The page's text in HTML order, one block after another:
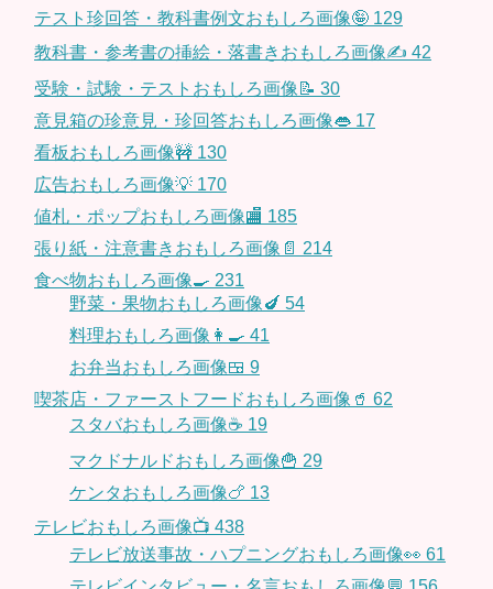
テスト珍回答・教科書例文おもしろ画像🤪 129
教科書・参考書の挿絵・落書きおもしろ画像✍️ 42
受験・試験・テストおもしろ画像📝 30
意見箱の珍意見・珍回答おもしろ画像👄 17
看板おもしろ画像🚧 130
広告おもしろ画像💡 170
値札・ポップおもしろ画像🏬 185
張り紙・注意書きおもしろ画像📄 214
食べ物おもしろ画像🍳 231
野菜・果物おもしろ画像🍆 54
料理おもしろ画像👩‍🍳 41
お弁当おもしろ画像🍱 9
喫茶店・ファーストフードおもしろ画像🥤 62
スタバおもしろ画像☕️ 19
マクドナルドおもしろ画像🍟 29
ケンタおもしろ画像🍗 13
テレビおもしろ画像📺 438
テレビ放送事故・ハプニングおもしろ画像👀 61